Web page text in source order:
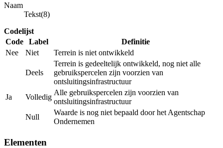
Naam
Tekst(8)
Codelijst
Code
Label
Definitie
Nee
Niet Terrein is niet ontwikkeld
Deels
Terrein is gedeeltelijk ontwikkeld, nog niet alle
gebruikspercelen zijn voorzien van
ontsluitingsinfrastructuur
Ja
Volledig
Alle gebruikspercelen zijn voorzien van
ontsluitingsinfrastructuur
Null
Waarde is nog niet bepaald door het Agentschap
Ondernemen
Elementen